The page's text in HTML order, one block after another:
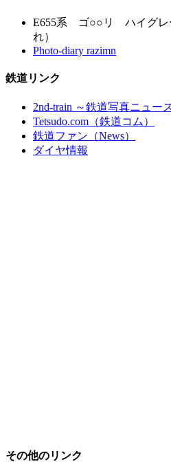
E655系 ゴ○○リ ハイグレ
れ）
Photo-diary razimn
鉄道リンク
2nd-train ～鉄道写真ニュー
Tetsudo.com（鉄道コム）
鉄道ファン（News）
ダイヤ情報
その他のリンク